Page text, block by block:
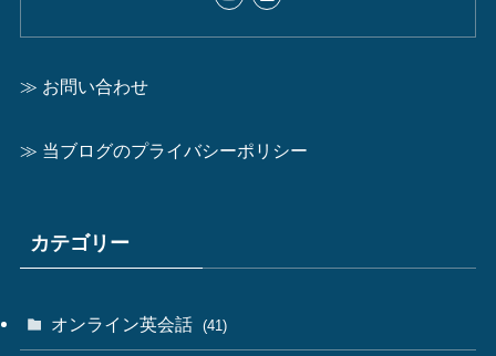
≫ お問い合わせ
≫ 当ブログのプライバシーポリシー
カテゴリー
オンライン英会話 (41)